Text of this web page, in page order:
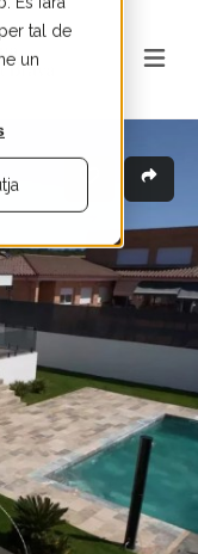
tal de
un